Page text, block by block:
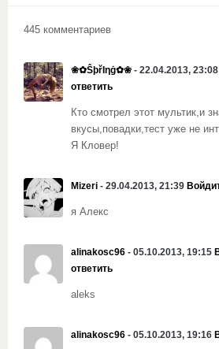
445 комментариев
❀✿ŜþřIηġ✿❀ - 22.04.2013, 23:08
ответить
Кто смотрел этот мультик,и
вкусы,повадки,тест уже не
Я Кловер!
Mizeri - 29.04.2013, 21:39
я Алекс
alinakosc96 - 05.10.2013, 19:15
ответить
aleks
alinakosc96 - 05.10.2013, 19:16